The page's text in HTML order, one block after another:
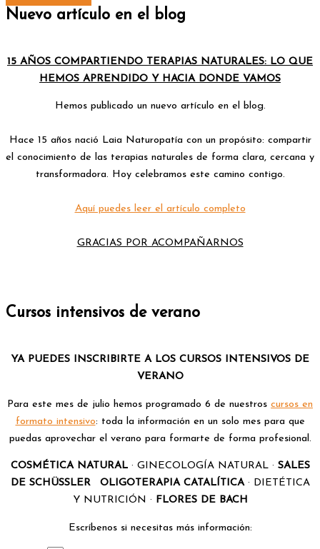
Nuevo artículo en el blog
15 AÑOS COMPARTIENDO TERAPIAS NATURALES: LO QUE
HEMOS APRENDIDO Y HACIA DONDE VAMOS
Hemos publicado un nuevo artículo en el blog.
Hace 15 años nació Laia Naturopatía con un propósito: compartir
el conocimiento de las terapias naturales de forma clara, cercana y
transformadora. Hoy celebramos este camino contigo.
Aquí puedes leer el artículo completo
GRACIAS POR ACOMPAÑARNOS
Cursos intensivos de verano
YA PUEDES INSCRIBIRTE A LOS CURSOS INTENSIVOS DE
VERANO
Para este mes de julio hemos programado 6 de nuestros cursos en
formato intensivo: toda la información en un solo mes para que
puedas aprovechar el verano para formarte de forma profesional.
COSMÉTICA NATURAL· GINECOLOGÍA NATURAL · SALES
DE SCHÜSSLER
OLIGOTERAPIA CATALÍTICA· DIETÉTICA
Y NUTRICIÓN · FLORES DE BACH
Escríbenos si necesitas más información: